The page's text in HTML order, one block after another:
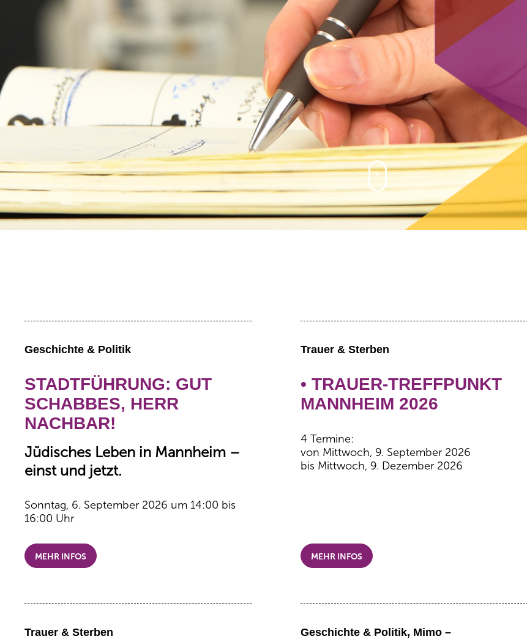
Geschichte & Politik
STADTFÜHRUNG: GUT
SCHABBES, HERR
NACHBAR!
Jüdisches Leben in Mannheim –
einst und jetzt.
Sonntag, 6. September 2026 um 14:00 bis
16:00 Uhr
MEHR INFOS
Trauer & Sterben
• TRAUER-TREFFPUNKT
MANNHEIM 2026
4 Termine:
von Mittwoch, 9. September 2026
bis Mittwoch, 9. Dezember 2026
MEHR INFOS
Trauer & Sterben
Geschichte & Politik, Mimo –